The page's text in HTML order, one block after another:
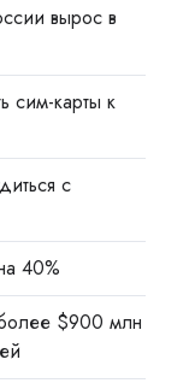
вырос в
сим-карты к
с
40%
$900 млн